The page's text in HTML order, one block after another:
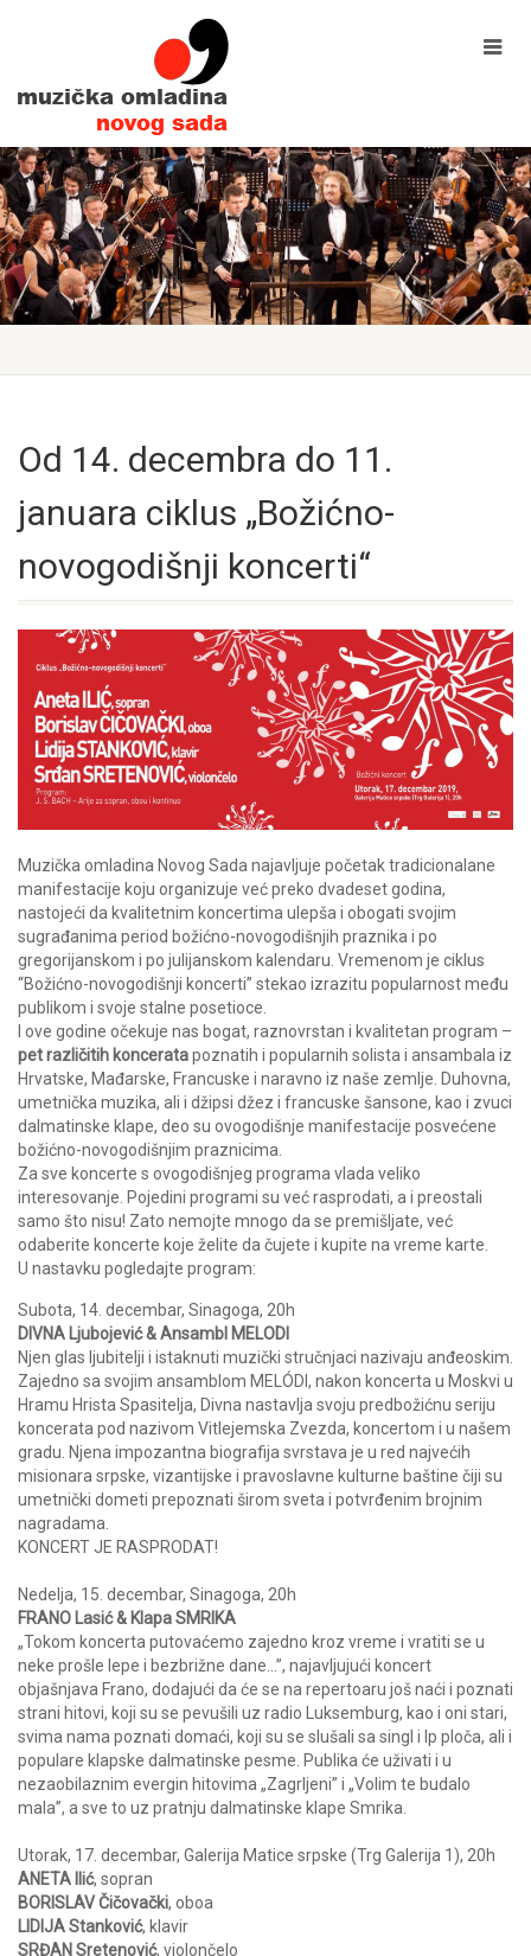
Od 14. decembra do 11.
januara ciklus „Božićno-
novogodišnji koncerti“
Muzička omladina Novog Sada najavljuje početak tradicionalane
manifestacije koju organizuje već preko dvadeset godina,
nastojeći da kvalitetnim koncertima ulepša i obogati svojim
sugrađanima period božićno-novogodišnjih praznika i po
gregorijanskom i po julijanskom kalendaru. Vremenom je ciklus
“Božićno-novogodišnji koncerti” stekao izrazitu popularnost među
publikom i svoje stalne posetioce.
I ove godine očekuje nas bogat, raznovrstan i kvalitetan program –
pet različitih konceratapoznatih i popularnih solista i ansambala iz
Hrvatske, Mađarske, Francuske i naravno iz naše zemlje. Duhovna,
umetnička muzika, ali i džipsi džez i francuske šansone, kao i zvuci
dalmatinske klape, deo su ovogodišnje manifestacije posvećene
božićno-novogodišnjim praznicima.
Za sve koncerte s ovogodišnjeg programa vlada veliko
interesovanje. Pojedini programi su već rasprodati, a i preostali
samo što nisu! Zato nemojte mnogo da se premišljate, već
odaberite koncerte koje želite da čujete i kupite na vreme karte.
U nastavku pogledajte program:
Subota, 14. decembar, Sinagoga, 20h
DIVNA Ljubojević & Ansambl MELODI
Njen glas ljubitelji i istaknuti muzički stručnjaci nazivaju anđeoskim.
Zajedno sa svojim ansamblom MELÓDI, nakon koncerta u Moskvi u
Hramu Hrista Spasitelja, Divna nastavlja svoju predbožićnu seriju
koncerata pod nazivom Vitlejemska Zvezda, koncertom i u našem
gradu. Njena impozantna biografija svrstava je u red najvećih
misionara srpske, vizantijske i pravoslavne kulturne baštine čiji su
umetnički dometi prepoznati širom sveta i potvrđenim brojnim
nagradama.
KONCERT JE RASPRODAT!
Nedelja, 15. decembar, Sinagoga, 20h
FRANO Lasić & Klapa SMRIKA
„Tokom koncerta putovaćemo zajedno kroz vreme i vratiti se u
neke prošle lepe i bezbrižne dane…”, najavljujući koncert
objašnjava Frano, dodajući da će se na repertoaru još naći i poznati
strani hitovi, koji su se pevušili uz radio Luksemburg, kao i oni stari,
svima nama poznati domaći, koji su se slušali sa singl i lp ploča, ali i
populare klapske dalmatinske pesme. Publika će uživati i u
nezaobilaznim evergin hitovima „Zagrljeni” i „Volim te budalo
mala”, a sve to uz pratnju dalmatinske klape Smrika.
Utorak, 17. decembar, Galerija Matice srpske (Trg Galerija 1), 20h
ANETA Ilić, sopran
BORISLAV Čičovački, oboa
LIDIJA Stanković, klavir
SRĐAN Sretenović, violončelo